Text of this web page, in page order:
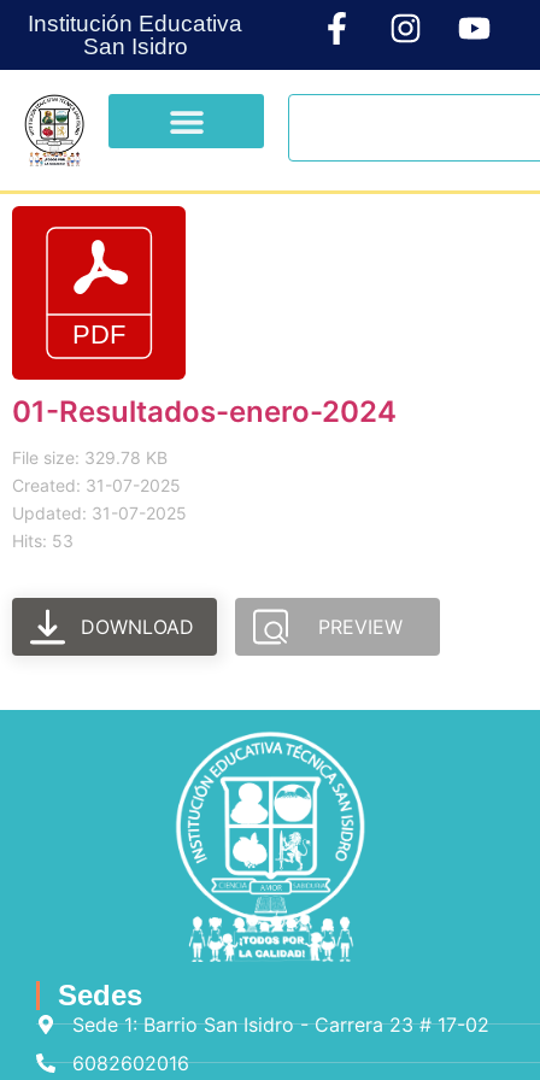
Institución Educativa
San Isidro
01-Resultados-enero-2024
File size: 329.78 KB
Created: 31-07-2025
Updated: 31-07-2025
Hits: 53
DOWNLOAD PREVIEW
Sedes
Sede 1: Barrio San Isidro - Carrera 23 # 17-02
6082602016